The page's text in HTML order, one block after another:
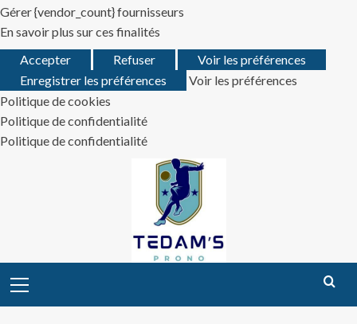
Gérer {vendor_count} fournisseurs
En savoir plus sur ces finalités
Accepter
Refuser
Voir les préférences
Enregistrer les préférences
Voir les préférences
Politique de cookies
Politique de confidentialité
Politique de confidentialité
Menu